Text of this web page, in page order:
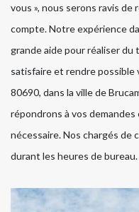
vous », nous serons ravis
compte. Notre expérience
grande aide pour réaliser du
satisfaire et rendre possible
80690, dans la ville de
répondrons à vos
nécessaire. Nos chargés
durant les heures de bureau.